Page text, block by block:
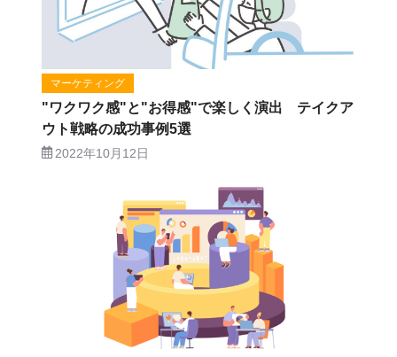
マーケティング
"ワクワク感"と"お得感"で楽しく演出 テイクア
ウト戦略の成功事例5選
2022年10月12日